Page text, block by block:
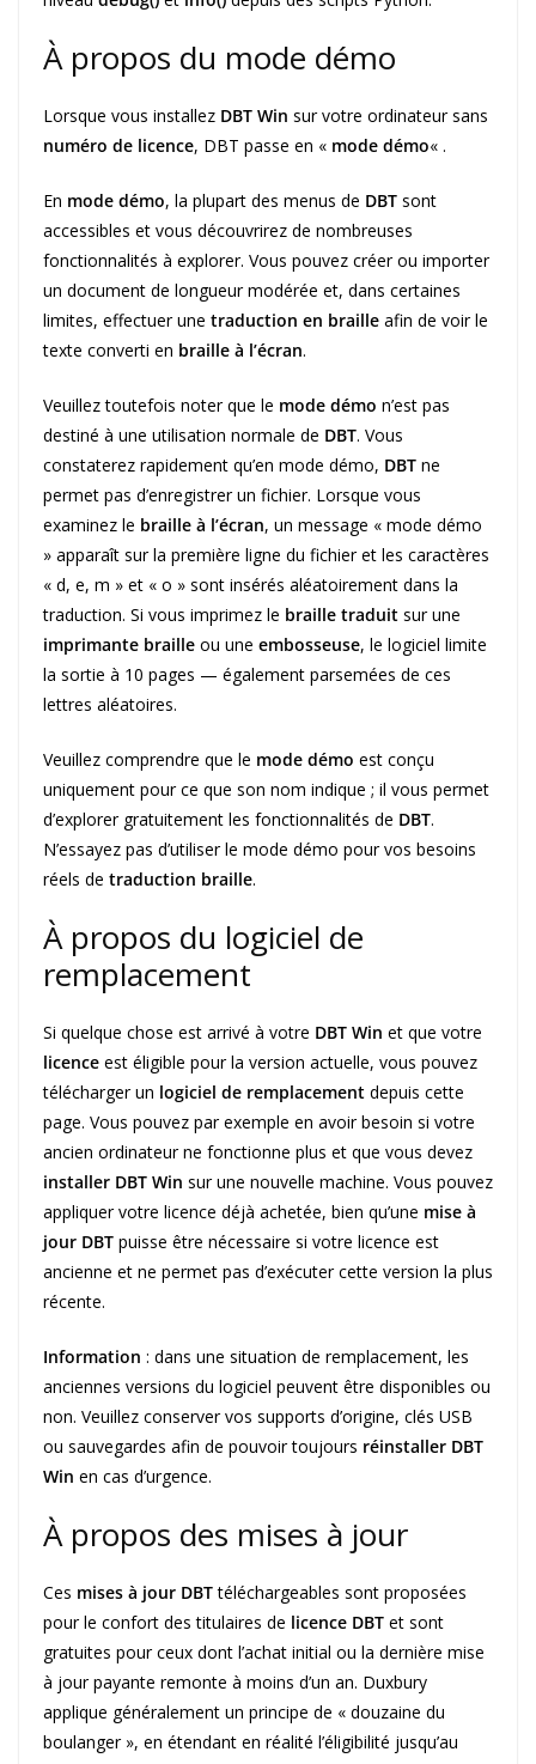
À propos du mode démo
Lorsque vous installez DBT Win sur votre ordinateur sans
numéro de licence, DBT passe en « mode démo« .
En mode démo, la plupart des menus de DBT sont
accessibles et vous découvrirez de nombreuses
fonctionnalités à explorer. Vous pouvez créer ou importer
un document de longueur modérée et, dans certaines
limites, effectuer une traduction en braille afin de voir le
texte converti en braille à l’écran.
Veuillez toutefois noter que le mode démo n’est pas
destiné à une utilisation normale de DBT. Vous
constaterez rapidement qu’en mode démo, DBT ne
permet pas d’enregistrer un fichier. Lorsque vous
examinez le braille à l’écran, un message « mode démo
» apparaît sur la première ligne du fichier et les caractères
« d, e, m » et « o » sont insérés aléatoirement dans la
traduction. Si vous imprimez le braille traduit sur une
imprimante braille ou une embosseuse, le logiciel limite
la sortie à 10 pages — également parsemées de ces
lettres aléatoires.
Veuillez comprendre que le mode démo est conçu
uniquement pour ce que son nom indique ; il vous permet
d’explorer gratuitement les fonctionnalités de DBT.
N’essayez pas d’utiliser le mode démo pour vos besoins
réels de traduction braille.
À propos du logiciel de
remplacement
Si quelque chose est arrivé à votre DBT Win et que votre
licence est éligible pour la version actuelle, vous pouvez
télécharger un logiciel de remplacement depuis cette
page. Vous pouvez par exemple en avoir besoin si votre
ancien ordinateur ne fonctionne plus et que vous devez
installer DBT Win sur une nouvelle machine. Vous pouvez
appliquer votre licence déjà achetée, bien qu’une mise à
jour DBT puisse être nécessaire si votre licence est
ancienne et ne permet pas d’exécuter cette version la plus
récente.
Information : dans une situation de remplacement, les
anciennes versions du logiciel peuvent être disponibles ou
non. Veuillez conserver vos supports d’origine, clés USB
ou sauvegardes afin de pouvoir toujours réinstaller DBT
Win en cas d’urgence.
À propos des mises à jour
Ces mises à jour DBTtéléchargeables sont proposées
pour le confort des titulaires de licence DBT et sont
gratuites pour ceux dont l’achat initial ou la dernière mise
à jour payante remonte à moins d’un an. Duxbury
applique généralement un principe de « douzaine du
boulanger », en étendant en réalité l’éligibilité jusqu’au